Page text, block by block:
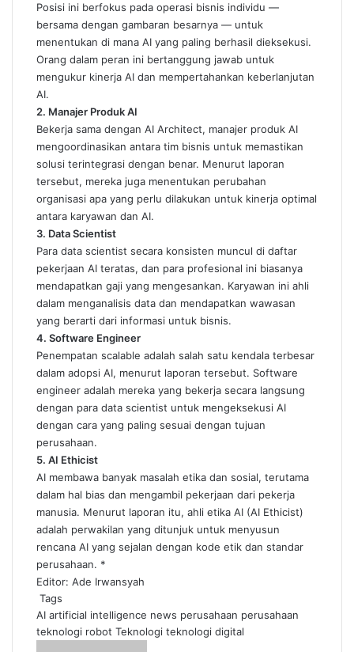
Posisi ini berfokus pada operasi bisnis individu —
bersama dengan gambaran besarnya — untuk
menentukan di mana AI yang paling berhasil dieksekusi.
Orang dalam peran ini bertanggung jawab untuk
mengukur kinerja AI dan mempertahankan keberlanjutan
AI.
2. Manajer Produk AI
Bekerja sama dengan AI Architect, manajer produk AI
mengoordinasikan antara tim bisnis untuk memastikan
solusi terintegrasi dengan benar. Menurut laporan
tersebut, mereka juga menentukan perubahan
organisasi apa yang perlu dilakukan untuk kinerja optimal
antara karyawan dan AI.
3. Data Scientist
Para data scientist secara konsisten muncul di daftar
pekerjaan AI teratas, dan para profesional ini biasanya
mendapatkan gaji yang mengesankan. Karyawan ini ahli
dalam menganalisis data dan mendapatkan wawasan
yang berarti dari informasi untuk bisnis.
4. Software Engineer
Penempatan scalable adalah salah satu kendala terbesar
dalam adopsi AI, menurut laporan tersebut. Software
engineer adalah mereka yang bekerja secara langsung
dengan para data scientist untuk mengeksekusi AI
dengan cara yang paling sesuai dengan tujuan
perusahaan.
5. AI Ethicist
AI membawa banyak masalah etika dan sosial, terutama
dalam hal bias dan mengambil pekerjaan dari pekerja
manusia. Menurut laporan itu, ahli etika AI (AI Ethicist)
adalah perwakilan yang ditunjuk untuk menyusun
rencana AI yang sejalan dengan kode etik dan standar
perusahaan. *
Editor: Ade Irwansyah
Tags
AI artificial intelligence news perusahaan perusahaan
teknologi robot Teknologi teknologi digital